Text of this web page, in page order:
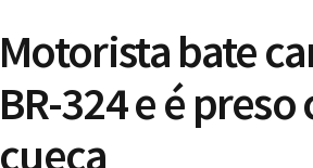
Motorista bate
BR-324 e é
cueca